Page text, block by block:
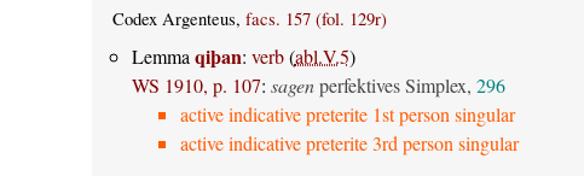
Codex Argenteus, facs. 157 (fol. 129r)
Lemma qiþan: verb(abl.V.5)
WS 1910, p. 107: sagenperfektives Simplex, 296
active indicative preterite 1st person singular
active indicative preterite 3rd person singular